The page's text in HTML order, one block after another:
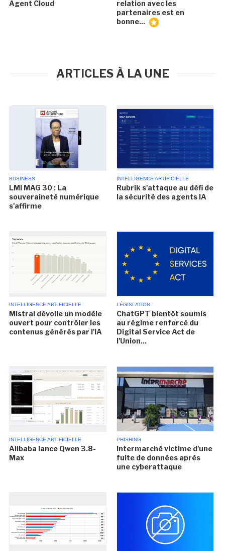
Agent Cloud
relation avec les
partenaires est en
bonne...
ARTICLES À LA UNE
BUSINESS
LMI MAG 30 : La
souveraineté numérique
s'affirme
INTELLIGENCE ARTIFICIELLE
Rubrik s'attaque au défi de
la sécurité des agents IA
INTELLIGENCE ARTIFICIELLE
Mistral dévoile un modèle
ouvert pour contrôler les
contenus générés par l'IA
LÉGISLATION
ChatGPT bientôt soumis
au régime renforcé du
Digital Service Act de
l'Union...
INTELLIGENCE ARTIFICIELLE
Alibaba lance Qwen 3.8-
Max
PHISHING
Intermarché victime d'une
fuite de données après
une cyberattaque